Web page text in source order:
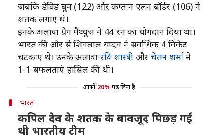
जबकि डेविड बून (122) और कप्तान एलन बॉर्डर (106) ने
शतक लगाए थे।
इनके अलावा ग्रेग मैथ्यूज ने 44 रन का योगदान दिया था।
भारत की ओर से शिवलाल यादव ने सर्वाधिक 4 विकेट
चटकाए थे। उनके अलावा रवि शास्त्री और चेतन शर्मा ने
1-1 सफलताएं हासिल की थी।
आपने 20% पढ़ लिया है
भारत
कपिल देव के शतक के बावजूद पिछड़ गई
थी भारतीय टीम